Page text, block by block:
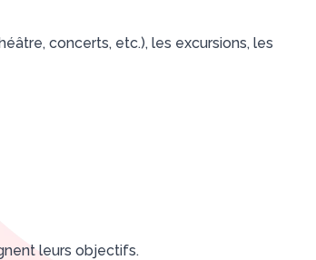
concerts, etc.), les excursions, les
leurs objectifs.